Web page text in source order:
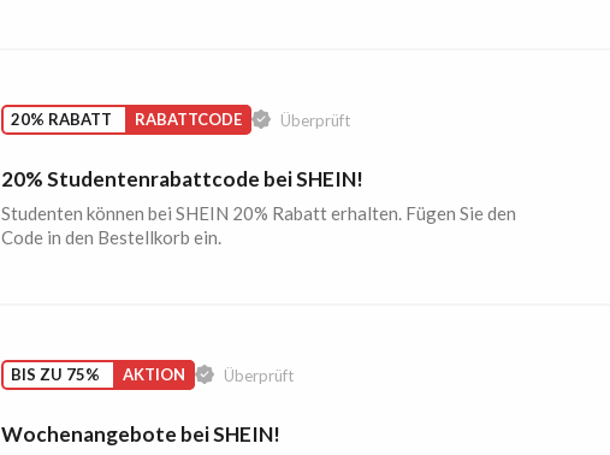
20% RABATT RABATTCODE Überprüft
20% Studentenrabattcode bei SHEIN!
Studenten können bei SHEIN 20% Rabatt erhalten. Fügen Sie den
Code in den Bestellkorb ein.
BIS ZU 75% AKTION Überprüft
Wochenangebote bei SHEIN!